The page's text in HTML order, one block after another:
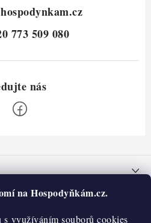
na Hospodyňkám.cz.
s využíváním souborů cookies
hospodynkam.cz
773 509 080